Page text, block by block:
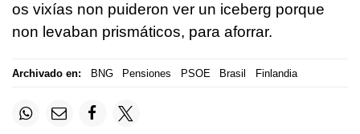
os vixías non puideron ver un iceberg porque
non levaban prismáticos, para aforrar.
Archivado en: BNG Pensiones PSOE Brasil Finlandia